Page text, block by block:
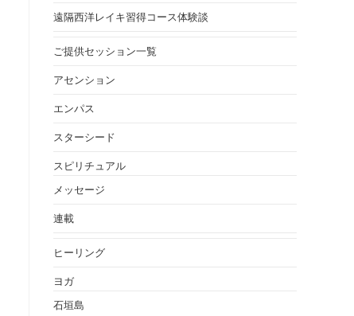
遠隔西洋レイキ習得コース体験談
ご提供セッション一覧
アセンション
エンパス
スターシード
スピリチュアル
メッセージ
連載
ヒーリング
ヨガ
石垣島